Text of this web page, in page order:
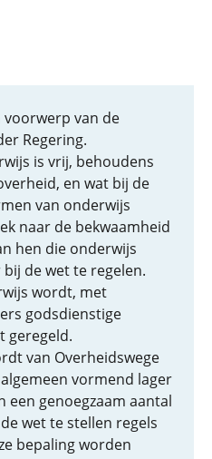
van de
Regering.
is vrij, behoudens
en wat bij de
van onderwijs
naar de bekwaamheid
hen die onderwijs
de wet te regelen.
wordt, met
godsdienstige
geregeld.
van Overheidswege
vormend lager
een genoegzaam aantal
wet te stellen regels
bepaling worden